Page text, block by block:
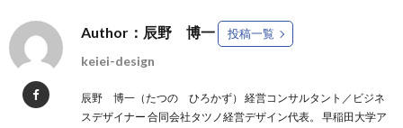
Author：辰野 博一 投稿一覧
keiei-design
辰野 博一（たつの ひろかず） 経営コンサルタント／ビジネ
スデザイナー 合同会社タツノ経営デザイン代表。 早稲田大学ア